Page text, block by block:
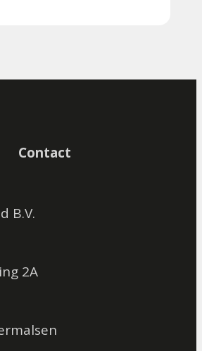
Contact
B.V.
2A